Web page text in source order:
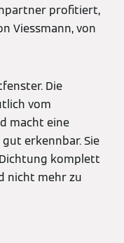
profitiert,
Viessmann, von
Die
vom
macht eine
erkennbar. Sie
komplett
nicht mehr zu